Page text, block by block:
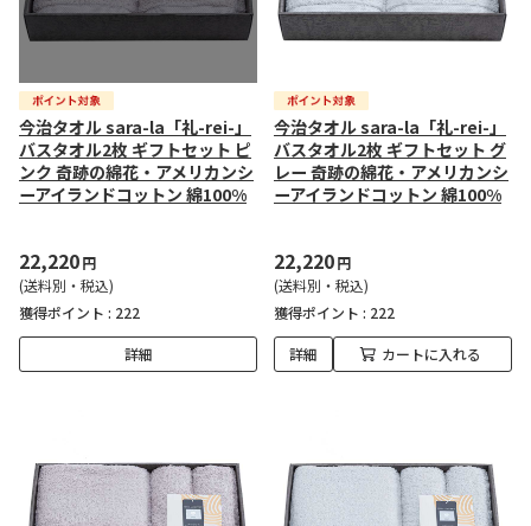
今治タオル sara-la「礼-rei-」
バスタオル2枚 ギフトセット ピ
ンク 奇跡の綿花・アメリカンシ
ーアイランドコットン 綿100%
22,220円
(送料別・税込)
獲得ポイント : 222
詳細
今治タオル sara-la「礼-rei-」
バスタオル2枚 ギフトセット グ
レー 奇跡の綿花・アメリカンシ
ーアイランドコットン 綿100%
22,220円
(送料別・税込)
獲得ポイント : 222
詳細 カートに入れる